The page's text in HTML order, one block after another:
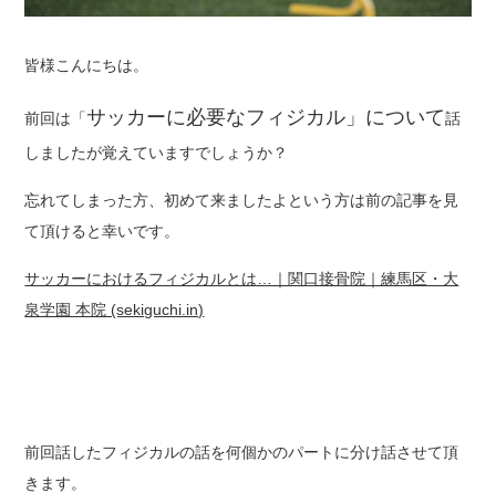
皆様こんにちは。
前回は「サッカーに必要なフィジカル」について話
しましたが覚えていますでしょうか？
忘れてしまった方、初めて来ましたよという方は前の記事を見
て頂けると幸いです。
サッカーにおけるフィジカルとは…｜関口接骨院｜練馬区・大
泉学園 本院 (sekiguchi.in)
前回話したフィジカルの話を何個かのパートに分け話させて頂
きます。